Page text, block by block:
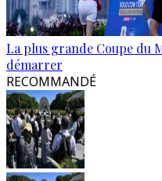
La plus grande Coupe du
démarrer
RECOMMANDÉ